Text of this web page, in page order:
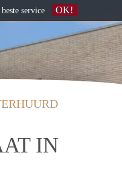
IN
service OK!